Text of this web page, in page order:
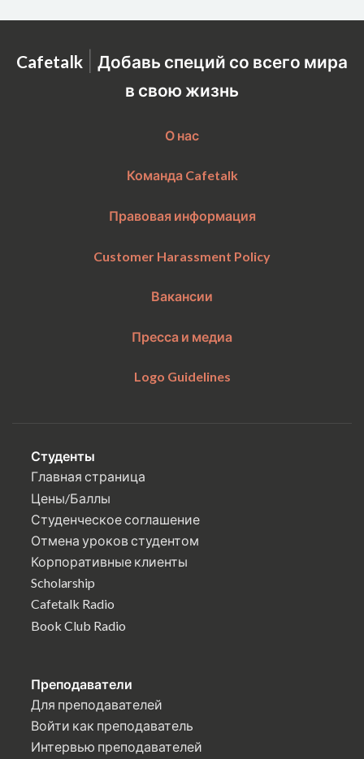
Cafetalk | Добавь специй со всего мира
в свою жизнь
О нас
Команда Cafetalk
Правовая информация
Customer Harassment Policy
Вакансии
Пресса и медиа
Logo Guidelines
Студенты
Главная страница
Цены/Баллы
Студенческое соглашение
Отмена уроков студентом
Корпоративные клиенты
Scholarship
Cafetalk Radio
Book Club Radio
Преподаватели
Для преподавателей
Войти как преподаватель
Интервью преподавателей